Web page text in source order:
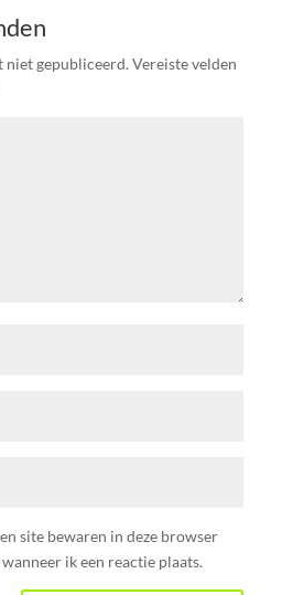
niet gepubliceerd. Vereiste velden
site bewaren in deze browser
ik een reactie plaats.